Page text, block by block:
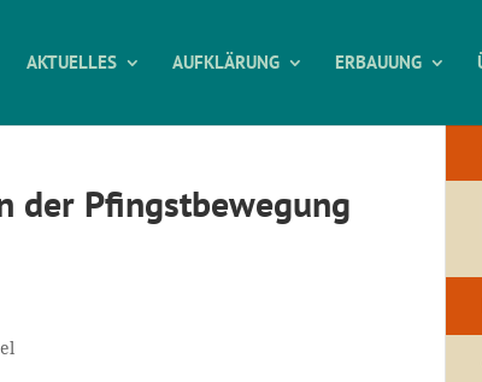
AKTUELLES AUFKLÄRUNG ERBAUUNG
der Pfingstbewegung